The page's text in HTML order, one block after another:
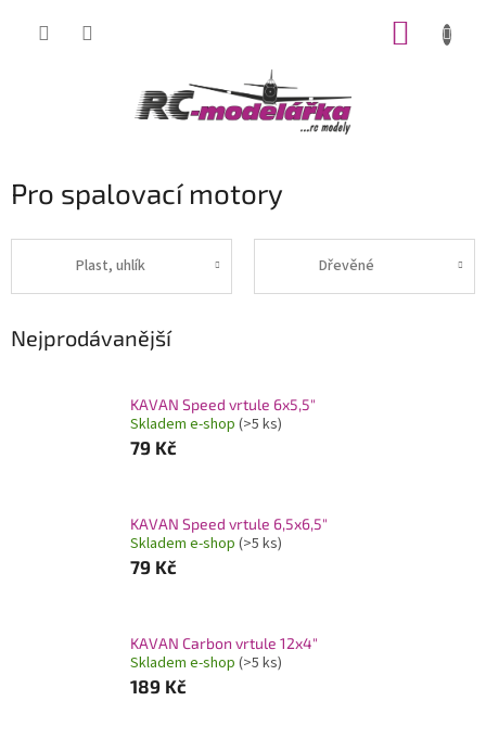
Pro spalovací motory
Plast, uhlík Dřevěné
Nejprodávanější
KAVAN Speed vrtule 6x5,5"
Skladem e-shop (>5 ks)
79 Kč
KAVAN Speed vrtule 6,5x6,5"
Skladem e-shop (>5 ks)
79 Kč
KAVAN Carbon vrtule 12x4"
Skladem e-shop (>5 ks)
189 Kč